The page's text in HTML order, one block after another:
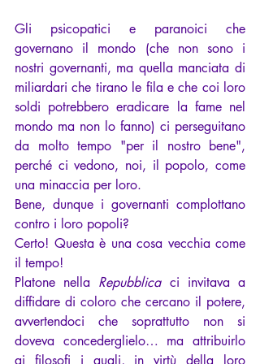
Gli psicopatici e paranoici che
governano il mondo (che non sono i
nostri governanti, ma quella manciata di
miliardari che tirano le fila e che coi loro
soldi potrebbero eradicare la fame nel
mondo ma non lo fanno) ci perseguitano
da molto tempo "per il nostro bene",
perché ci vedono, noi, il popolo, come
una minaccia per loro.
Bene, dunque i governanti complottano
contro i loro popoli?
Certo! Questa è una cosa vecchia come
il tempo!
Platone nella Repubblica ci invitava a
diffidare di coloro che cercano il potere,
avvertendoci che soprattutto non si
doveva concederglielo… ma attribuirlo
ai filosofi i quali, in virtù della loro